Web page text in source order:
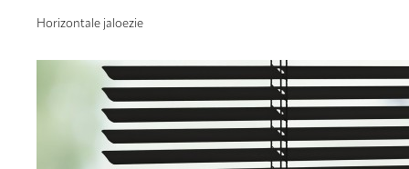
Horizontale jaloezie